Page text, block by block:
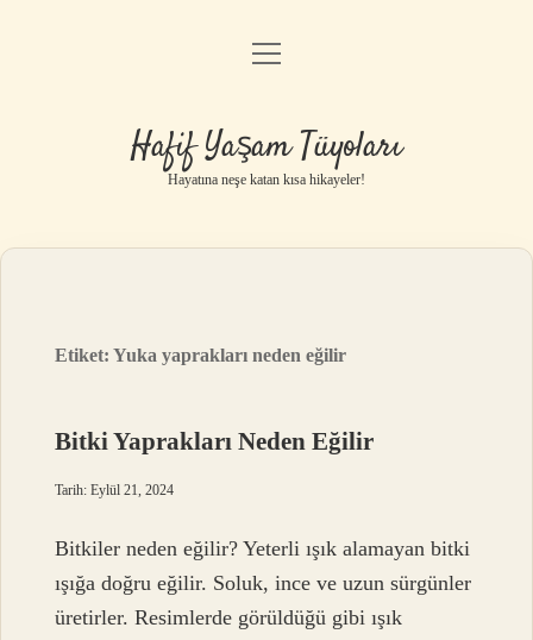
Anasayfa
Yasal Uyarı
menüyü
Hafif Yaşam Tüyoları
Hayatına neşe katan kısa hikayeler!
Etiket:Yuka yaprakları neden eğilir
Bitki Yaprakları Neden Eğilir
Tarih: Eylül 21, 2024
Bitkiler neden eğilir? Yeterli ışık alamayan bitki
ışığa doğru eğilir. Soluk, ince ve uzun sürgünler
üretirler. Resimlerde görüldüğü gibi ışık